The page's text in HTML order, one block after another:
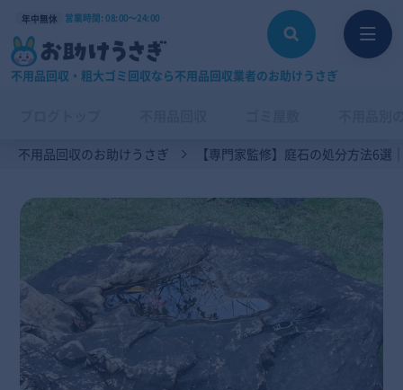
年中無休 営業時間: 08:00〜24:00
不用品回収・粗大ゴミ回収なら不用品回収業者のお助けうさぎ
不用品回収のお助けうさぎ 【専門家監修】庭石の処分方法6